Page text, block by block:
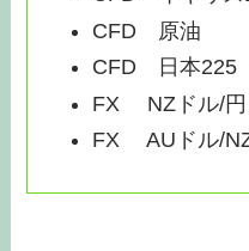
CFD 原油
CFD 日本225
FX NZドル/円
FX AUドル/